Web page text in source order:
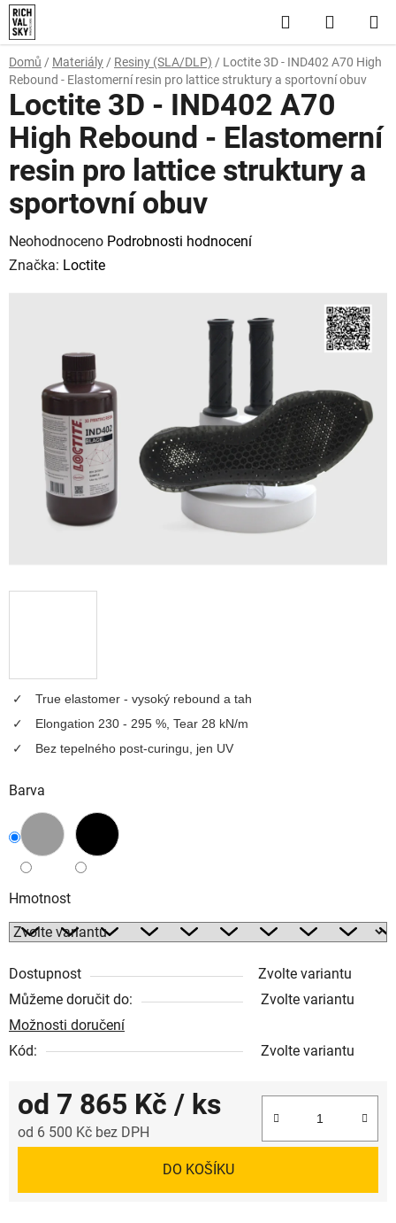
Přejít
na
obsah
Hledat
KOŠÍK
Domů / Materiály / Resiny (SLA/DLP) / Loctite 3D - IND402 A70 High
Rebound - Elastomerní resin pro lattice struktury a sportovní obuv
True elastomer - vysoký rebound a tah
Elongation 230 - 295 %, Tear 28 kN/m
Bez tepelného post-curingu, jen UV
Barva
Hmotnost
Dostupnost
Zvolte variantu
Můžeme doručit do:
Zvolte variantu
Možnosti doručení
Kód:
Zvolte variantu
od 7 865 Kč / ks
od 6 500 Kč bez DPH
DO KOŠÍKU
Loctite 3D - IND402 A70
High Rebound - Elastomerní
resin pro lattice struktury a
sportovní obuv
Průměrné
hodnocení
hvězdiček.
Neohodnoceno Podrobnosti hodnocení
Značka: Loctite